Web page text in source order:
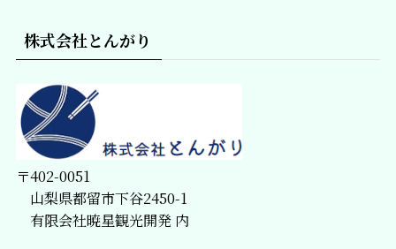
株式会社とんがり
〒402-0051
山梨県都留市下谷2450-1
有限会社暁星観光開発 内